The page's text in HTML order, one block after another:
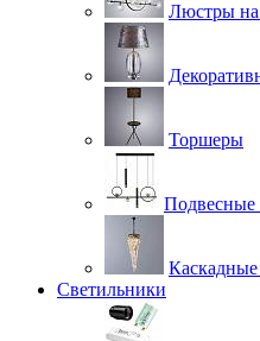
Люстры на
Торшеры
Подвесные
Светильники